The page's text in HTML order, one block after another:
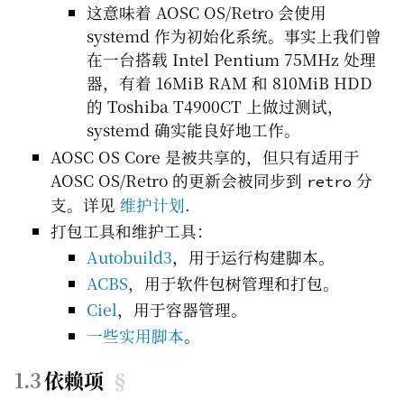
这意味着 AOSC OS/Retro 会使用
systemd 作为初始化系统。事实上我们曾
在一台搭载 Intel Pentium 75MHz 处理
器，有着 16MiB RAM 和 810MiB HDD
的 Toshiba T4900CT 上做过测试，
systemd 确实能良好地工作。
AOSC OS Core 是被共享的，但只有适用于
AOSC OS/Retro 的更新会被同步到 retro 分
支。详见 维护计划.
打包工具和维护工具：
Autobuild3，用于运行构建脚本。
ACBS，用于软件包树管理和打包。
Ciel，用于容器管理。
一些实用脚本。
依赖项 §